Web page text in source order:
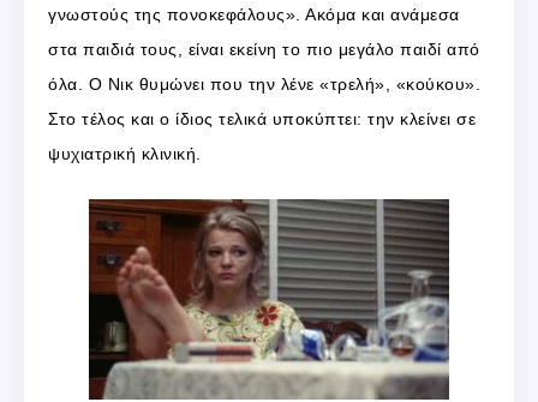
γνωστούς της πονοκεφάλους». Ακόμα και ανάμεσα
στα παιδιά τους, είναι εκείνη το πιο μεγάλο παιδί από
όλα. Ο Νικ θυμώνει που την λένε «τρελή», «κούκου».
Στο τέλος και ο ίδιος τελικά υποκύπτει: την κλείνει σε
ψυχιατρική κλινική.